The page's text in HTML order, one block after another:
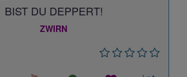
BIST DU DEPPERT!
ZWIRN